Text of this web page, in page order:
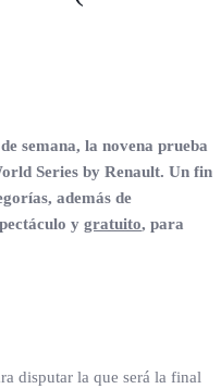
semana, la novena prueba
Series by Renault. Un fin
además de
y gratuito, para
disputar la que será la final